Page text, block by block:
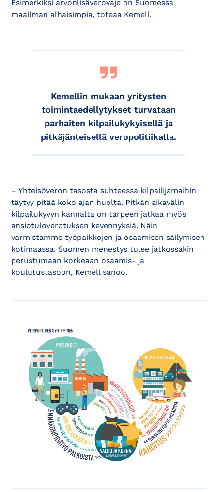
Esimerkiksi arvonlisäverovaje on Suomessa
maailman alhaisimpia, toteaa Kemell.
Kemellin mukaan yritysten
toimintaedellytykset turvataan
parhaiten kilpailukykyisellä ja
pitkäjänteisellä veropolitiikalla.
– Yhteisöveron tasosta suhteessa kilpailijamaihin
täytyy pitää koko ajan huolta. Pitkän aikavälin
kilpailukyvyn kannalta on tarpeen jatkaa myös
ansiotuloverotuksen kevennyksiä. Näin
varmistamme työpaikkojen ja osaamisen säilymisen
kotimaassa. Suomen menestys tulee jatkossakin
perustumaan korkeaan osaamis- ja
koulutustasoon, Kemell sanoo.